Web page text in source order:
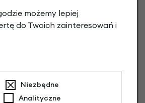
możemy lepiej
do Twoich zainteresowań i
Niezbędne
Analityczne